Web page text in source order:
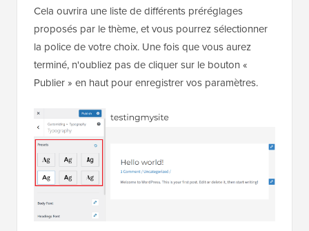
Cela ouvrira une liste de différents préréglages
proposés par le thème, et vous pourrez sélectionner
la police de votre choix. Une fois que vous aurez
terminé, n'oubliez pas de cliquer sur le bouton «
Publier » en haut pour enregistrer vos paramètres.